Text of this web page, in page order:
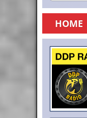
HOME